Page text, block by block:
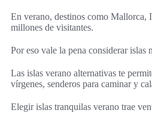
En verano, destinos como Mallorca,
millones de visitantes.
Por eso vale la pena considerar islas
Las islas verano alternativas te
vírgenes, senderos para caminar y
Elegir islas tranquilas verano trae